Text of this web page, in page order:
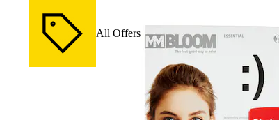
All Offers